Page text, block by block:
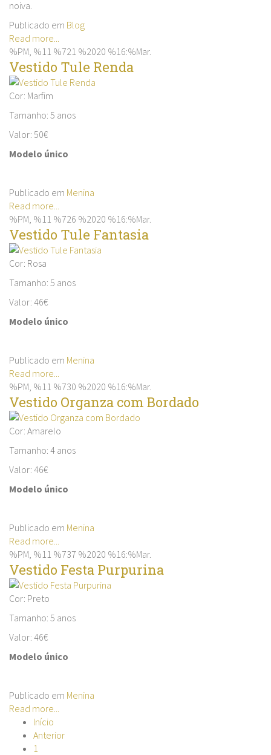
noiva.
Publicado em Blog
Read more...
%PM, %11 %721 %2020 %16:%Mar.
Vestido Tule Renda
Cor: Marfim
Tamanho: 5 anos
Valor: 50€
Modelo único
Publicado em Menina
Read more...
%PM, %11 %726 %2020 %16:%Mar.
Vestido Tule Fantasia
Cor: Rosa
Tamanho: 5 anos
Valor: 46€
Modelo único
Publicado em Menina
Read more...
%PM, %11 %730 %2020 %16:%Mar.
Vestido Organza com Bordado
Cor: Amarelo
Tamanho: 4 anos
Valor: 46€
Modelo único
Publicado em Menina
Read more...
%PM, %11 %737 %2020 %16:%Mar.
Vestido Festa Purpurina
Cor: Preto
Tamanho: 5 anos
Valor: 46€
Modelo único
Publicado em Menina
Read more...
Início
Anterior
1